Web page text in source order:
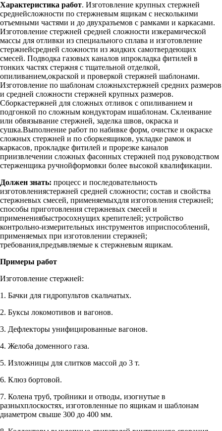
Характеристика работ. Изготовление крупных стержней
среднейсложности по стержневым ящикам с несколькими
отъемными частями и до двухразъемов с рамками и каркасами.
Изготовление стержней средней сложности изкерамической
массы для отливки из специального сплава и изготовление
стержнейсредней сложности из жидких самотвердеющих
смесей. Подводка газовых каналов ипрокладка фитилей в
тонких частях стержня с тщательной отделкой,
опиливанием,окраской и проверкой стержней шаблонами.
Изготовление по шаблонам сложныхстержней средних размеров
и средней сложности стержней крупных размеров.
Сборкастержней для сложных отливок с опиливанием и
подгонкой по сложным кондукторам ишаблонам. Склеивание
или обвязывание стержней, заделка швов, окраска и
сушка.Выполнение работ по набивке форм, очистке и окраске
сложных стержней и по сборкеящиков, укладке рамок и
каркасов, прокладке фитилей и прорезке каналов
приизвлечении сложных фасонных стержней под руководством
стерженщика ручнойформовки более высокой квалификации.
Должен знать: процесс и последовательность
изготовлениястержней средней сложности; состав и свойства
стержневых смесей, применяемыхдля изготовления стержней;
способы приготовления стержневых смесей и
применениябыстросохнущих крепителей; устройство
контрольно-измерительных инструментов иприспособлений,
применяемых при изготовлении стержней;
требования,предъявляемые к стержневым ящикам.
Примеры работ
Изготовление стержней:
1. Бачки для гидропультов скальчатых.
2. Буксы локомотивов и вагонов.
3. Дефлекторы унифицированные вагонов.
4. Желоба доменного газа.
5. Изложницы для слитков массой до 3 т.
6. Клюз бортовой.
7. Колена труб, тройники и отводы, изогнутые в
разныхплоскостях, изготовленные по ящикам и шаблонам
диаметром свыше 300 до 400 мм.